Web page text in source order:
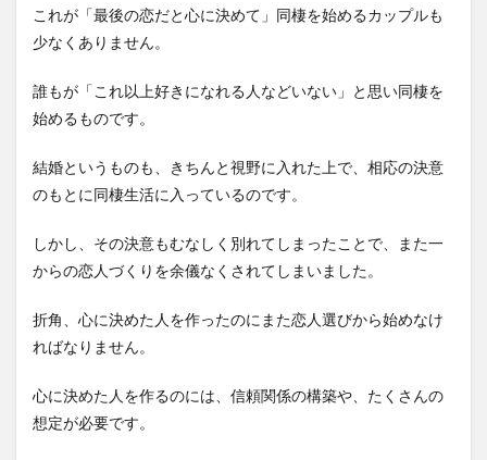
これが「最後の恋だと心に決めて」同棲を始めるカップルも
少なくありません。
誰もが「これ以上好きになれる人などいない」と思い同棲を
始めるものです。
結婚というものも、きちんと視野に入れた上で、相応の決意
のもとに同棲生活に入っているのです。
しかし、その決意もむなしく別れてしまったことで、また一
からの恋人づくりを余儀なくされてしまいました。
折角、心に決めた人を作ったのにまた恋人選びから始めなけ
ればなりません。
心に決めた人を作るのには、信頼関係の構築や、たくさんの
想定が必要です。